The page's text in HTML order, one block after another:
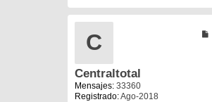
C
Centraltotal
Mensajes: 33360
Registrado:Ago-2018